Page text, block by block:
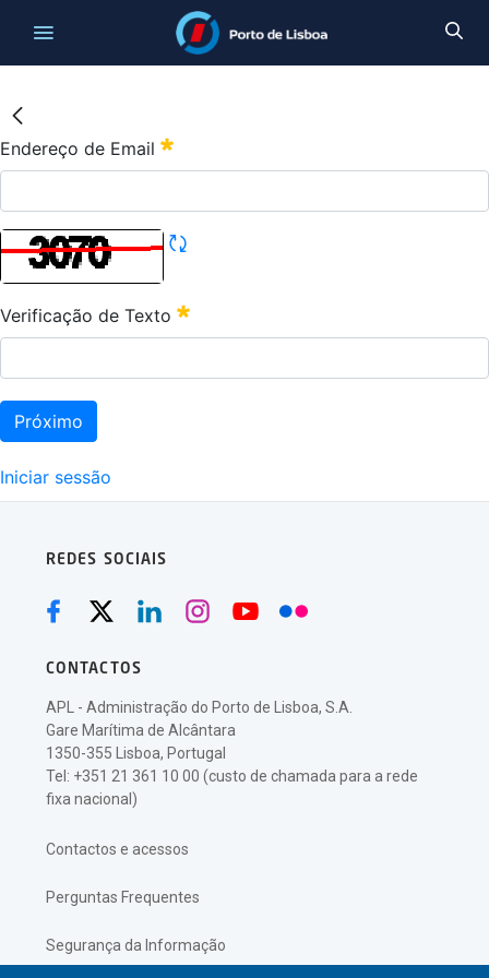
Endereço de Email
Verificação de Texto
Próximo
Iniciar sessão
REDES SOCIAIS
CONTACTOS
APL - Administração do Porto de Lisboa, S.A.
Gare Marítima de Alcântara
1350-355 Lisboa, Portugal
Tel: +351 21 361 10 00 (custo de chamada para a rede
fixa nacional)
Contactos e acessos
Perguntas Frequentes
Segurança da Informação